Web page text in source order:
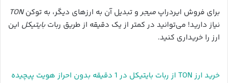
برای فروش ایردراپ میجرو تبدیل آن به ارزهای دیگر، به توکنTON
نیاز دارید! می‌توانید در کمتر از یک دقیقه از طریق ربات بایتیکل این
ارز را خریداری کنید.
خرید ارز TON از ربات بایتیکل در 1 دقیقه بدون احراز هویت پیچیده